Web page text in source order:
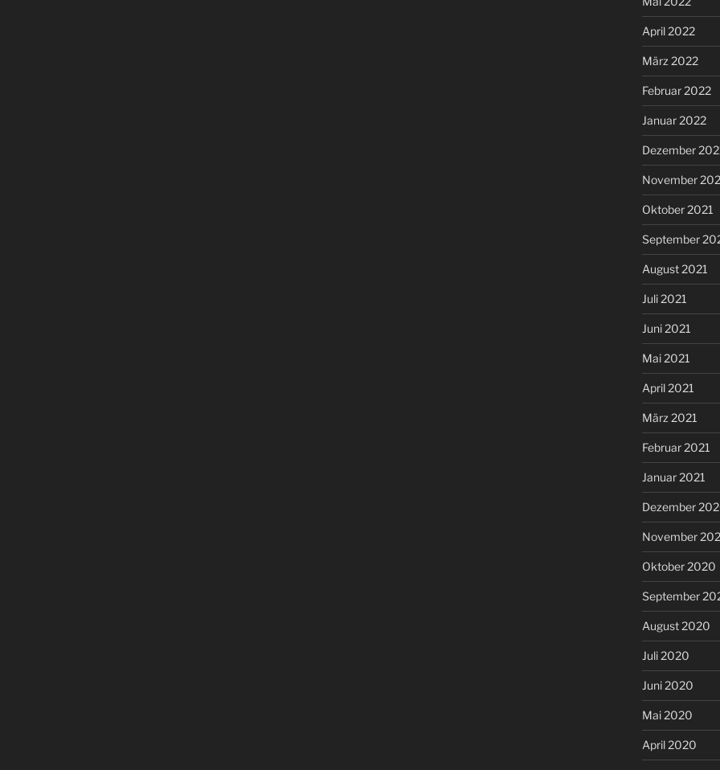
April 2022
März 2022
Februar 2022
Januar 2022
Dezember
November
Oktober 2021
September
August 2021
Juli 2021
Juni 2021
Mai 2021
April 2021
März 2021
Februar 2021
Januar 2021
Dezember
November
Oktober 2020
September
August 2020
Juli 2020
Juni 2020
Mai 2020
April 2020